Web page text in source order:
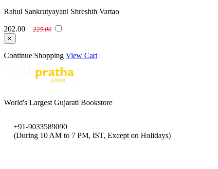
Rahul Sankrutyayani Shreshth Vartao
202.00
225.00
×
Continue Shopping View Cart
World's Largest Gujarati Bookstore
+91-9033589090
(During 10 AM to 7 PM, IST, Except on Holidays)